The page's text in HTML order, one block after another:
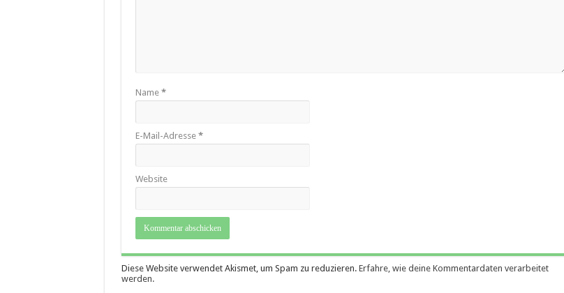
Name *
E-Mail-Adresse *
Website
Diese Website verwendet Akismet, um Spam zu reduzieren. Erfahre, wie deine Kommentardaten verarbeitet
werden.